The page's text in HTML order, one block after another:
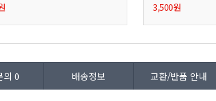
3,500원
의 0 배송정보 교환/반품 안내